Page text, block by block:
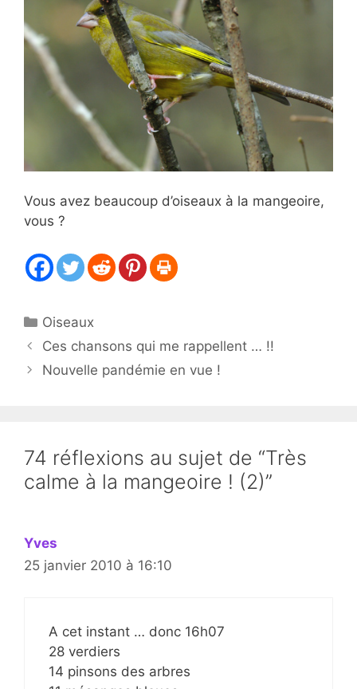
Vous avez beaucoup d’oiseaux à la mangeoire,
vous ?
Catégories
Oiseaux
Ces chansons qui me rappellent … !!
Nouvelle pandémie en vue !
74 réflexions au sujet de “Très
calme à la mangeoire ! (2)”
Yves
25 janvier 2010 à 16:10
A cet instant … donc 16h07
28 verdiers
14 pinsons des arbres